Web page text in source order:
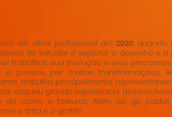
um olhar profissional até 2020,
de estudar e explorar o desenho e a
trabalhos, sua evolução e seus
e passou por muitas transformações,
trabalha principalmente representando
adquiriu grande experiência,
de cores e texturas. Além do giz
a tinta e o grafitti.